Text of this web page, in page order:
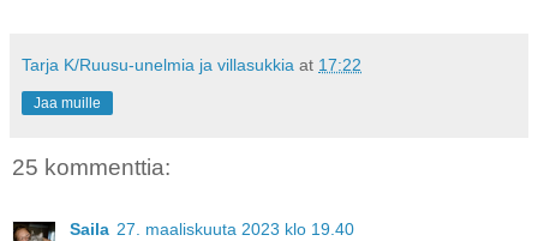
Tarja K/Ruusu-unelmia ja villasukkia at 17:22
Jaa muille
25 kommenttia:
Saila 27. maaliskuuta 2023 klo 19.40